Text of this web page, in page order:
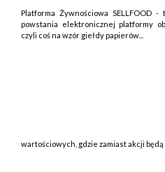
Platforma Żywnościowa SELLFOOD
powstania elektronicznej platformy
czyli coś na wzór giełdy papierów...
wartościowych, gdzie zamiast akcji będą ...